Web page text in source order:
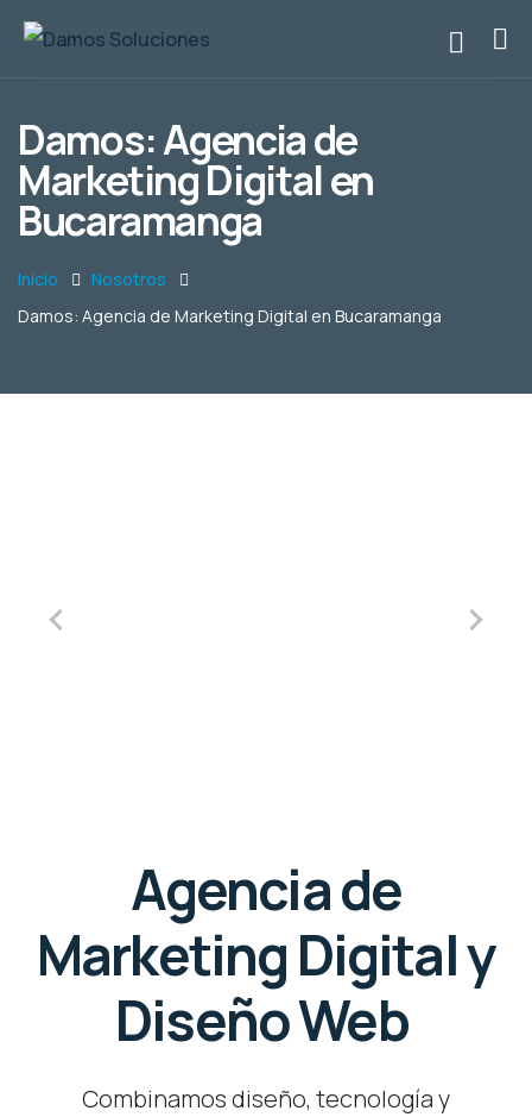
Damos: Agencia de
Marketing Digital en
Bucaramanga
Inicio
Nosotros
Damos: Agencia de Marketing Digital en Bucaramanga
Agencia de
Marketing Digital y
Diseño Web
Combinamos diseño, tecnología y